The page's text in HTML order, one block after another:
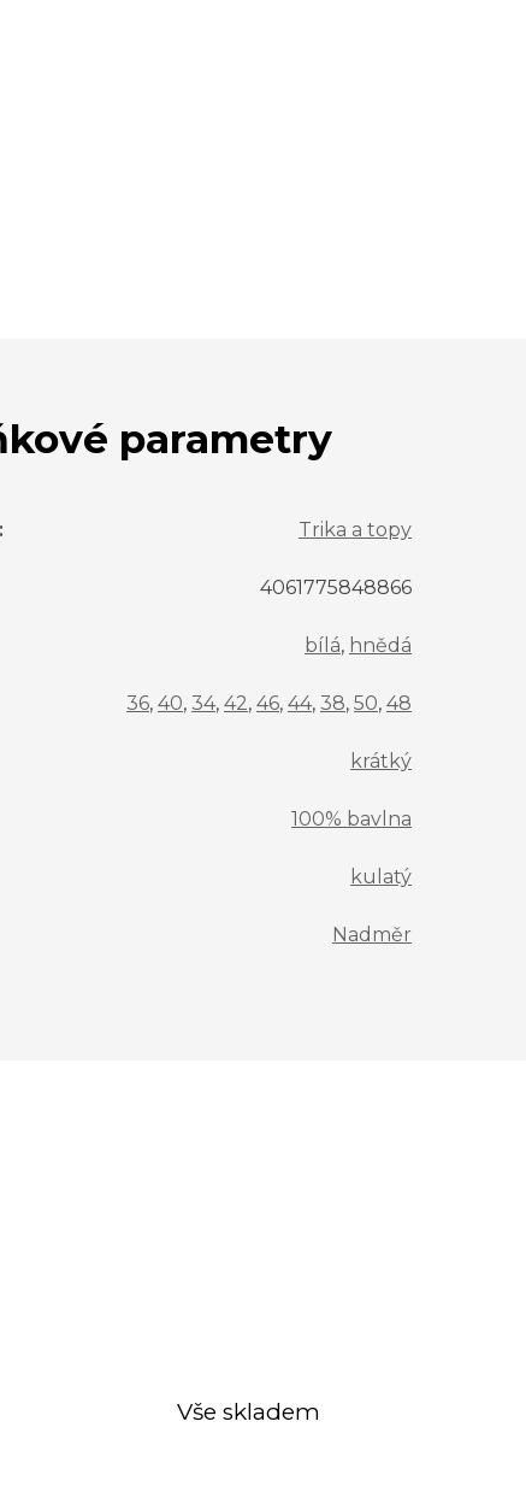
parametry
: Trika a topy
4061775848866
bílá, hnědá
36, 40, 34, 42, 46, 44, 38, 50, 48
krátký
100% bavlna
kulatý
Nadměr
Vše skladem